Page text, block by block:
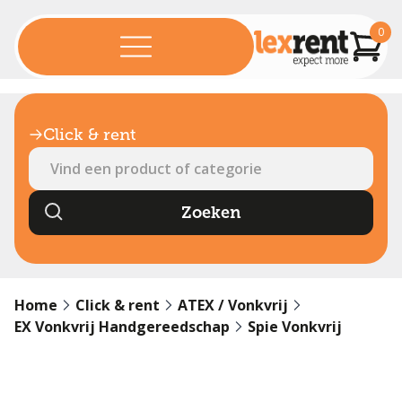
0
Click & rent
Home Click & rent
ATEX / Vonkvrij
EX Vonkvrij Handgereedschap
Spie Vonkvrij